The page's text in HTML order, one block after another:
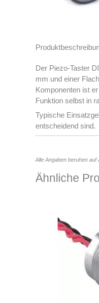
Der Piezo-Taster
mm und einer
Komponenten ist
Funktion selbst in
Typische
entscheidend sind.
Alle Angaben beruhen
Ähnliche